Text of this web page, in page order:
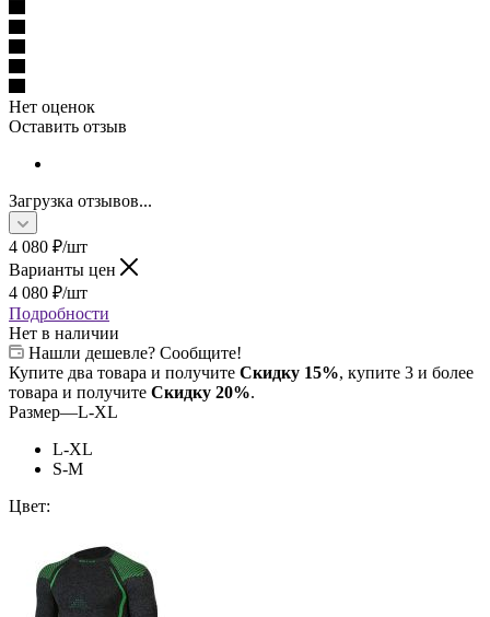
Нет оценок
Оставить отзыв
Загрузка отзывов...
4 080 ₽/шт
Варианты цен
4 080 ₽/шт
Подробности
Нет в наличии
Нашли дешевле? Сообщите!
Купите два товара и получите Скидку 15%, купите 3 и более
товара и получите Скидку 20%.
Размер—L-XL
L-XL
S-M
Цвет: